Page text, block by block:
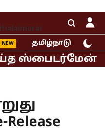
தமிழ்நாடு
ஸ்பைடர்மேன்